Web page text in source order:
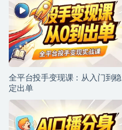
全平台投手变现课：从入门到稳
定出单